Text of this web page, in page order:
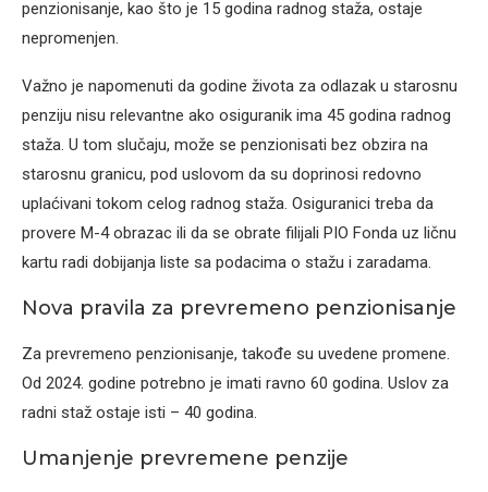
penzionisanje, kao što je 15 godina radnog staža, ostaje
nepromenjen.
Važno je napomenuti da godine života za odlazak u starosnu
penziju nisu relevantne ako osiguranik ima 45 godina radnog
staža. U tom slučaju, može se penzionisati bez obzira na
starosnu granicu, pod uslovom da su doprinosi redovno
uplaćivani tokom celog radnog staža. Osiguranici treba da
provere M-4 obrazac ili da se obrate filijali PIO Fonda uz ličnu
kartu radi dobijanja liste sa podacima o stažu i zaradama.
Nova pravila za prevremeno penzionisanje
Za prevremeno penzionisanje, takođe su uvedene promene.
Od 2024. godine potrebno je imati ravno 60 godina. Uslov za
radni staž ostaje isti – 40 godina.
Umanjenje prevremene penzije